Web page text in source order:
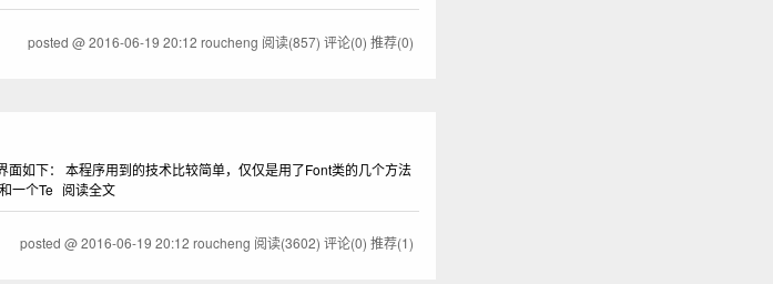
posted @2016-06-19 20:12 roucheng 阅读(857) 评论(0) 推荐(0)
如下： 本程序用到的技术比较简单，仅仅是用了Font类的几个方法
一个Te 阅读全文
posted @2016-06-19 20:12 roucheng 阅读(3602) 评论(0) 推荐(1)